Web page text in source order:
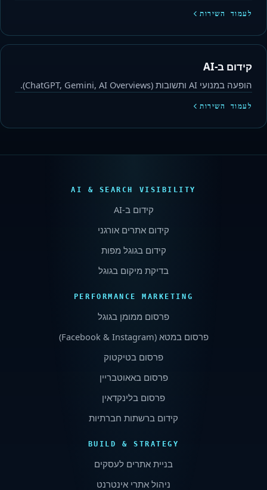
לעמוד השירות
קידום ב-AI
הופעה במנועי AI ותשובות (ChatGPT, Gemini, AI Overviews).
לעמוד השירות
AI & SEARCH VISIBILITY
קידום ב-AI
קידום אתרים אורגני
קידום בגוגל מפות
בדיקת מיקום בגוגל
PERFORMANCE MARKETING
פרסום ממומן בגוגל
פרסום במטא (Facebook & Instagram
)
פרסום בטיקטוק
פרסום באאוטבריין
פרסום בלינקדאין
קידום ברשתות חברתיות
BUILD & STRATEGY
בניית אתרים לעסקים
ניהול אתרי אינטרנט